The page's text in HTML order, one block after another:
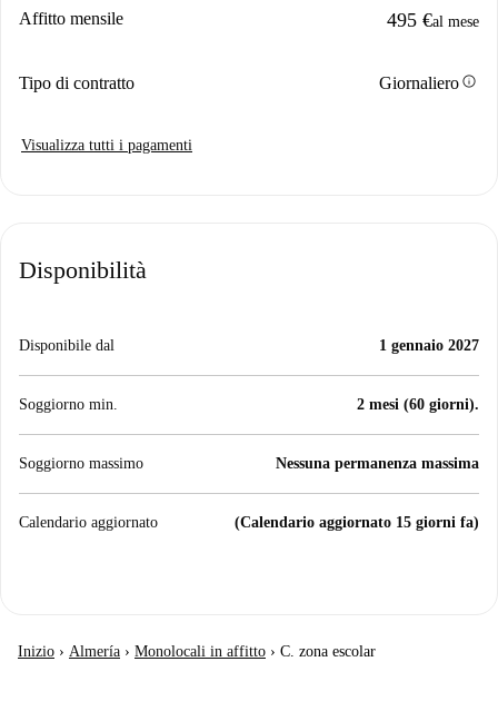
Affitto mensile 495 €al mese
Tipo di contratto Giornalieroinfo
Visualizza tutti i pagamenti
Disponibilità
Disponibile dal 1 gennaio 2027
Soggiorno min. 2 mesi (60 giorni).
Soggiorno massimo Nessuna permanenza massima
Calendario aggiornato (Calendario aggiornato 15 giorni fa)
Inizio › Almería › Monolocali in affitto › C. zona escolar